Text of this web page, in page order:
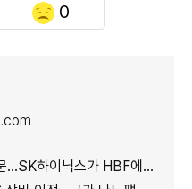
0
닉스가 HBF에 집중하는 이유